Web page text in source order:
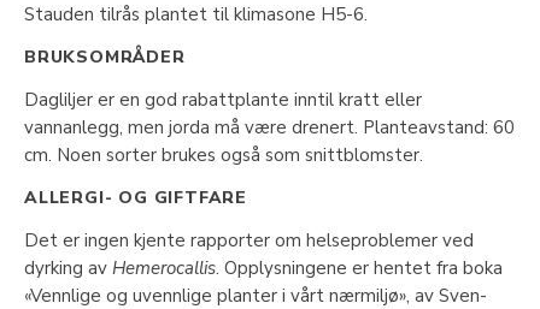
Stauden tilrås plantet til klimasone H5-6.
BRUKSOMRÅDER
Dagliljer er en god rabattplante inntil kratt eller
vannanlegg, men jorda må være drenert. Planteavstand: 60
cm. Noen sorter brukes også som snittblomster.
ALLERGI- OG GIFTFARE
Det er ingen kjente rapporter om helseproblemer ved
dyrking av Hemerocallis. Opplysningene er hentet fra boka
«Vennlige og uvennlige planter i vårt nærmiljø», av Sven-